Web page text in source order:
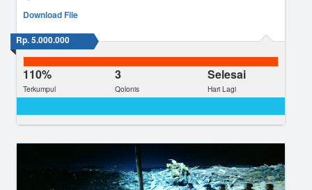
Download File
Rp. 5.000.000
110%
Terkumpul
3
Qolonis
Selesai
Hari Lagi